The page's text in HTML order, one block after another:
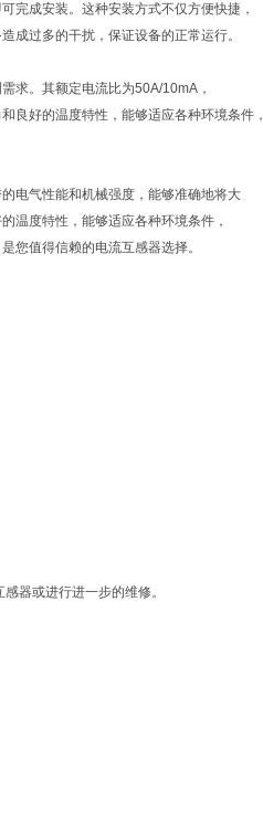
完成安装。这种安装方式不仅方便快捷，
成过多的干扰，保证设备的正常运行。
求。其额定电流比为50A/10mA，
良好的温度特性，能够适应各种环境条件，
电气性能和机械强度，能够准确地将大
温度特性，能够适应各种环境条件，
您值得信赖的电流互感器选择。
器或进行进一步的维修。